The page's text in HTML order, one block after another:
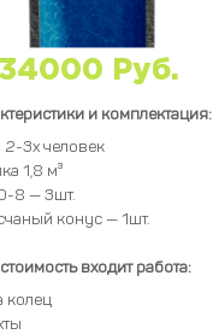
34000 Руб.
и комплектация:
3х человек
1,8 м³
8 — 3шт.
конус — 1шт.
входит работа:
колец